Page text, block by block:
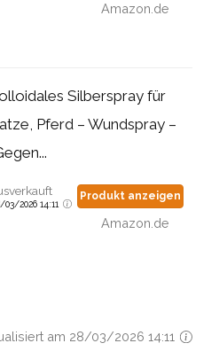
Amazon.de
Silberspray für
Pferd – Wundspray –
2026 14:11
Produkt anzeigen
Amazon.de
am 28/03/2026 14:11